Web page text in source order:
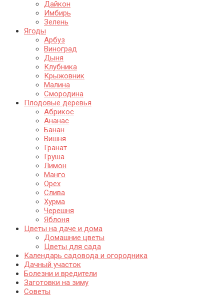
Дайкон
Имбирь
Зелень
Ягоды
Арбуз
Виноград
Дыня
Клубника
Крыжовник
Малина
Смородина
Плодовые деревья
Абрикос
Ананас
Банан
Вишня
Гранат
Груша
Лимон
Манго
Орех
Слива
Хурма
Черешня
Яблоня
Цветы на даче и дома
Домашние цветы
Цветы для сада
Календарь садовода и огородника
Дачный участок
Болезни и вредители
Заготовки на зиму
Советы